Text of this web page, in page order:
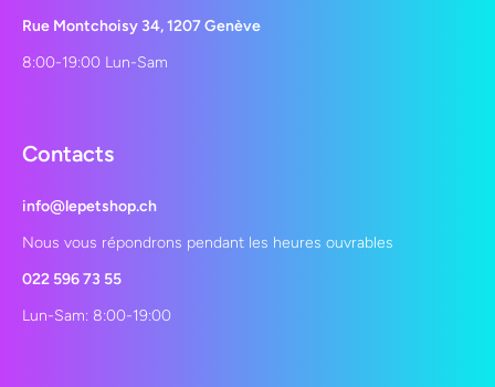
Rue Montchoisy 34, 1207 Genève
8:00-19:00 Lun-Sam
Contacts
info@lepetshop.ch
Nous vous répondrons pendant les heures ouvrables
022 596 73 55
Lun-Sam: 8:00-19:00